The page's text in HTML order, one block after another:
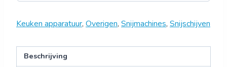
Keuken apparatuur, Overigen, Snijmachines, Snijschijven
Beschrijving